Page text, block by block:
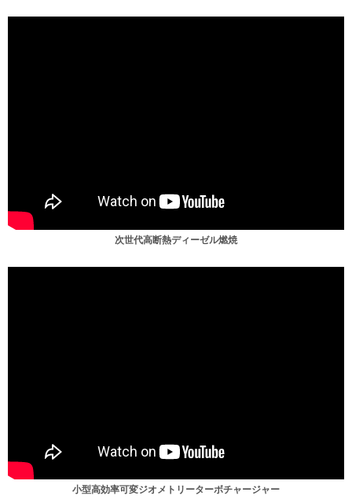
次世代高断熱ディーゼル燃焼
小型高効率可変ジオメトリーターボチャージャー